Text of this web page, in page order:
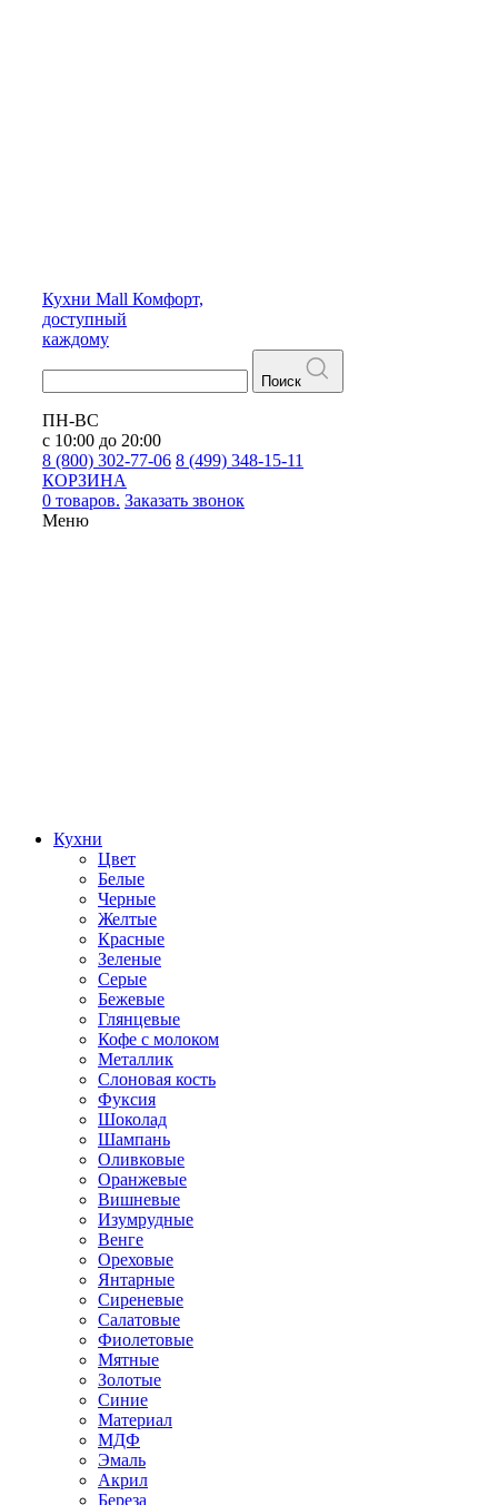
Кухни Mall Комфорт,
доступный
каждому
Поиск
ПН-ВС
с 10:00 до 20:00
8 (800) 302-77-06 8 (499) 348-15-11
КОРЗИНА
0 товаров. Заказать звонок
Меню
Кухни
Цвет
Белые
Черные
Желтые
Красные
Зеленые
Серые
Бежевые
Глянцевые
Кофе с молоком
Металлик
Слоновая кость
Фуксия
Шоколад
Шампань
Оливковые
Оранжевые
Вишневые
Изумрудные
Венге
Ореховые
Янтарные
Сиреневые
Салатовые
Фиолетовые
Мятные
Золотые
Синие
Материал
МДФ
Эмаль
Акрил
Береза